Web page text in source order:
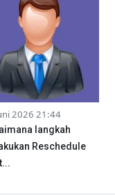
2026 21:44
langkah
Reschedule